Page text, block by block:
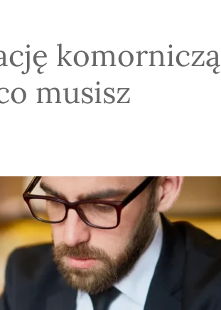
komorniczą
musisz